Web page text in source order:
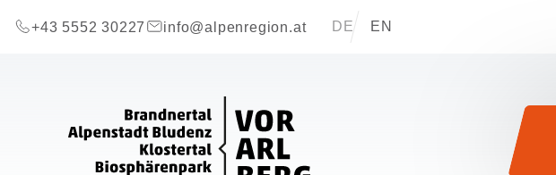
+43 5552 30227
info@alpenregion.at DE EN